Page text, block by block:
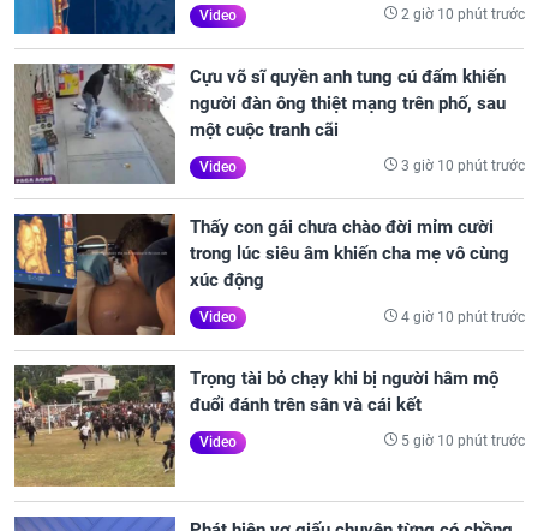
Video 2 giờ 10 phút trước
Cựu võ sĩ quyền anh tung cú đấm khiến
người đàn ông thiệt mạng trên phố, sau
một cuộc tranh cãi
Video 3 giờ 10 phút trước
Thấy con gái chưa chào đời mỉm cười
trong lúc siêu âm khiến cha mẹ vô cùng
xúc động
Video 4 giờ 10 phút trước
Trọng tài bỏ chạy khi bị người hâm mộ
đuổi đánh trên sân và cái kết
Video 5 giờ 10 phút trước